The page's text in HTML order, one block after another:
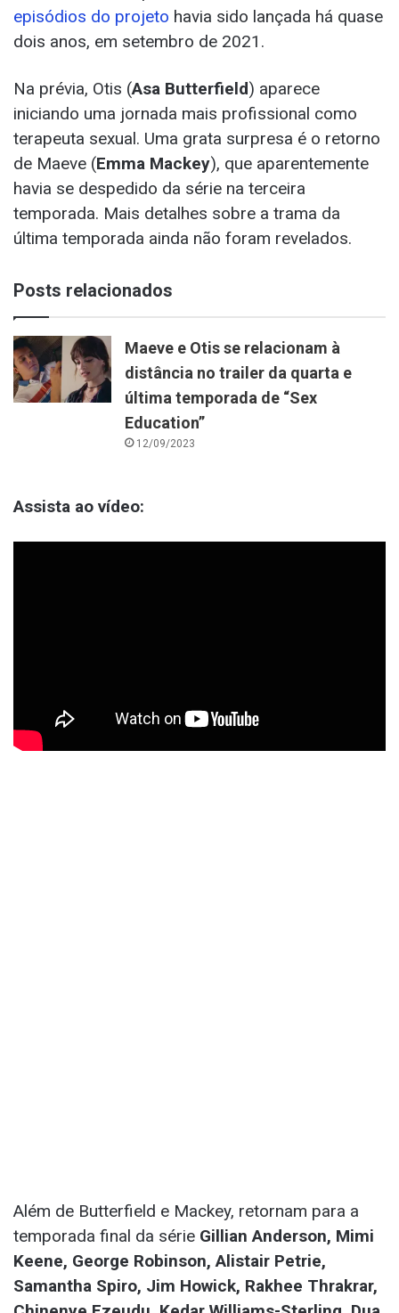
episódios do projeto havia sido lançada há quase
dois anos, em setembro de 2021.
Na prévia, Otis (Asa Butterfield) aparece
iniciando uma jornada mais profissional como
terapeuta sexual. Uma grata surpresa é o retorno
de Maeve (Emma Mackey), que aparentemente
havia se despedido da série na terceira
temporada. Mais detalhes sobre a trama da
última temporada ainda não foram revelados.
Posts relacionados
Maeve e Otis se relacionam à
distância no trailer da quarta e
última temporada de “Sex
Education”
12/09/2023
Assista ao vídeo:
Além de Butterfield e Mackey, retornam para a
temporada final da série Gillian Anderson, Mimi
Keene, George Robinson, Alistair Petrie,
Samantha Spiro, Jim Howick, Rakhee Thrakrar,